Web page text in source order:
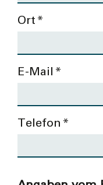
Ort *
E-Mail *
Telefon *